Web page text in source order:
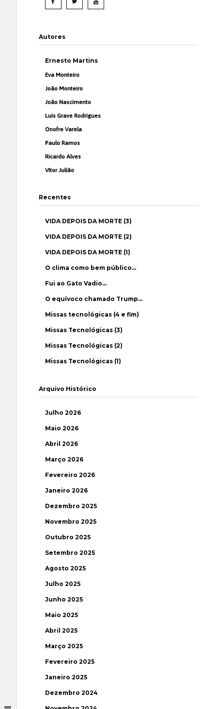
Autores
Ernesto Martins
Eva Monteiro
João Monteiro
João Nascimento
Luís Grave Rodrigues
Onofre Varela
Paulo Ramos
Ricardo Alves
Vítor Julião
Recentes
VIDA DEPOIS DA MORTE (3)
VIDA DEPOIS DA MORTE (2)
VIDA DEPOIS DA MORTE (1)
O clima como bem público…
Fui ao Gato Vadio…
O equívoco chamado Trump…
Missas tecnológicas (4 e fim)
Missas Tecnológicas (3)
Missas Tecnológicas (2)
Missas Tecnológicas (1)
Arquivo Histórico
Julho 2026
Maio 2026
Abril 2026
Março 2026
Fevereiro 2026
Janeiro 2026
Dezembro 2025
Novembro 2025
Outubro 2025
Setembro 2025
Agosto 2025
Julho 2025
Junho 2025
Maio 2025
Abril 2025
Março 2025
Fevereiro 2025
Janeiro 2025
Dezembro 2024